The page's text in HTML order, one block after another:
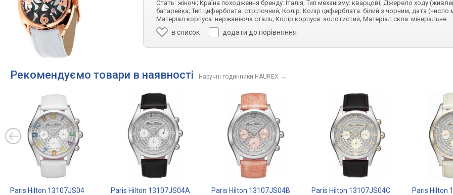
Стать: жіночі; Країна походження бренду: Італія; Тип механізму: кварцові; Джерело ходу
батарейка; Тип циферблата: стрілочний; Колір: Колір циферблата: білий з чорним; дата (число
Матеріал корпуса: нержавіюча сталь; Колір корпуса: золотистий; Матеріал скла: мінеральне
в список додати до порівняння
Рекомендуємо товари в наявності Наручні годинники HAUREX →
Paris Hilton 13107JS04 Paris Hilton 13107JS04A Paris Hilton 13107JS04B Paris Hilton 13107JS04C Paris Hilton